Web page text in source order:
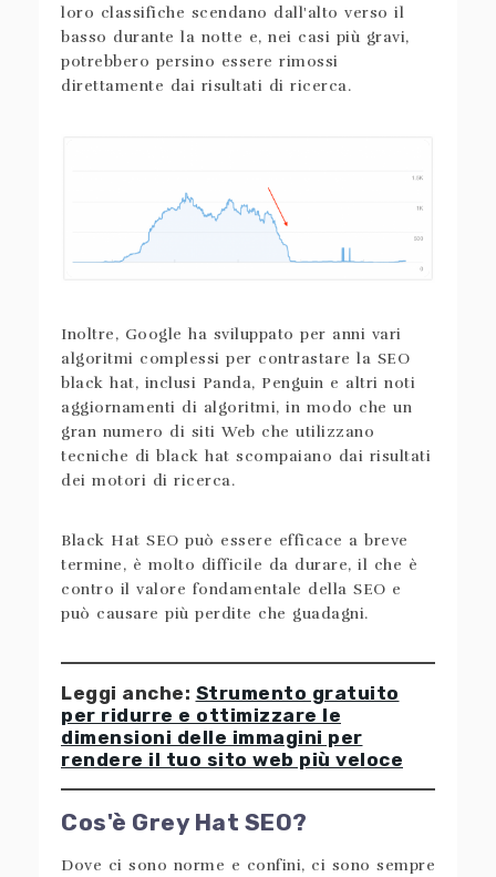
loro classifiche scendano dall'alto verso il
basso durante la notte e, nei casi più gravi,
potrebbero persino essere rimossi
direttamente dai risultati di ricerca.
Inoltre, Google ha sviluppato per anni vari
algoritmi complessi per contrastare la SEO
black hat, inclusi Panda, Penguin e altri noti
aggiornamenti di algoritmi, in modo che un
gran numero di siti Web che utilizzano
tecniche di black hat scompaiano dai risultati
dei motori di ricerca.
Black Hat SEO può essere efficace a breve
termine, è molto difficile da durare, il che è
contro il valore fondamentale della SEO e
può causare più perdite che guadagni.
Leggi anche: Strumento gratuito
per ridurre e ottimizzare le
dimensioni delle immagini per
rendere il tuo sito web più veloce
Cos'è Grey Hat SEO?
Dove ci sono norme e confini, ci sono sempre